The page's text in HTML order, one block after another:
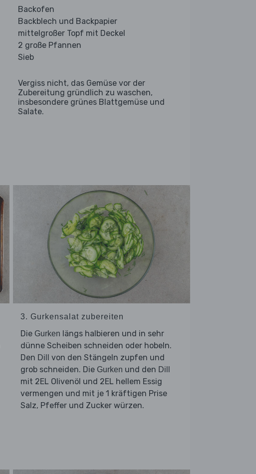
Backofen
Backblech und Backpapier
mittelgroßer Topf mit Deckel
2 große Pfannen
Sieb
Vergiss nicht, das Gemüse vor der
Zubereitung gründlich zu waschen,
insbesondere grünes Blattgemüse und
Salate.
3. Gurkensalat zubereiten
Die Gurken längs halbieren und in sehr
dünne Scheiben schneiden oder hobeln.
Den Dill
von den Stängeln zupfen und
grob schneiden. Die Gurken und den Dill
mit 2EL Olivenöl und 2EL hellem Essig
vermengen und mit je 1 kräftigen Prise
Salz, Pfeffer und Zucker würzen.